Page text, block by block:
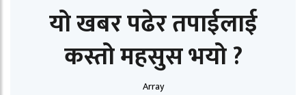
यो खबर पढेर तपाईलाई
कस्तो महसुस भयो ?
Array